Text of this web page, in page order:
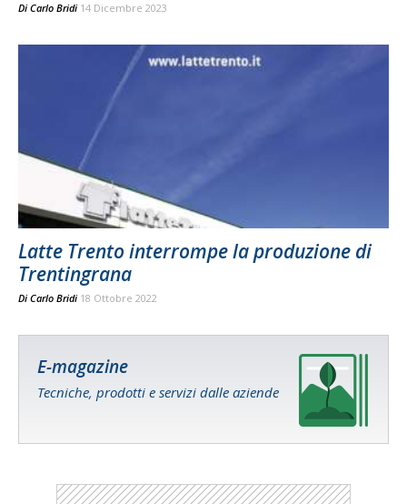
Di Carlo Bridi 14 Dicembre 2023
Latte Trento interrompe la produzione di
Trentingrana
Di Carlo Bridi 18 Ottobre 2022
E-magazine
Tecniche, prodotti e servizi dalle aziende